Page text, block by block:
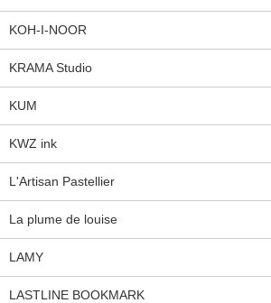
KOH-I-NOOR
KRAMA Studio
KUM
KWZ ink
L'Artisan Pastellier
La plume de louise
LAMY
LASTLINE BOOKMARK